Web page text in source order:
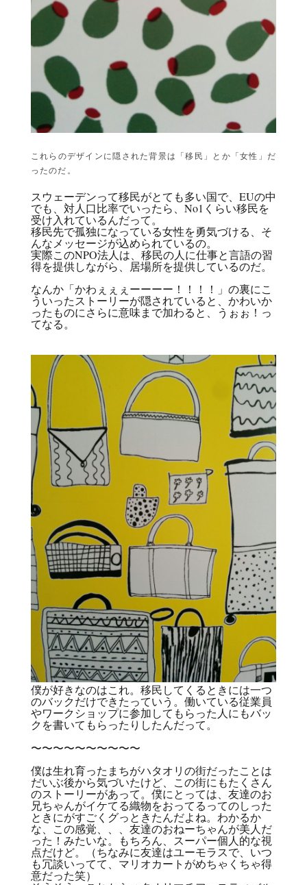
これらのデザインに隠された背景は「移民」とか「女性」だ
ったのだ。
スウェーデンって移民がとても多い国で、EUの中
でも、対人口比率でいったら、No1くらい移民を
受け入れているんだって。
移民先で孤独になっている女性を勇気づける、そ
んなメッセージが込められているの。
実際このNPO法人は、移民の人に仕事と言語の習
得を提供しながら、居場所を提供しているのだ。
なんか「かわぇぇぇーーーー！！！！」の裏にこ
ういったストーリーが隠されていると、かわいか
ったものにさらに意味まで加わると、うぉぉ！っ
てなる。
僕が好きなのはこれ。移民してくるときには一つ
のバックだけできたっていう。働いている従業員
やワークショップに参加してもらった人にもバッ
クを書いてもらったりしたんだって。
〜〜〜〜〜〜〜〜〜〜
僕は生れ育ったまちがハタオリの街だったことは
だいぶ後から気づいたけど、この街にもたくさん
のストーリーがあって。僕にとっては、友達のお
兄ちゃんがイケてる織物をおってるってのしった
ときにがすごくグっときたんだよね。わかるか
な、この感覚、、、友達のおねーちゃんが美人だ
った！みたいな。もちろん、スーパー個人的な視
点だけど。（ちなみに友達はユーモラスで、いつ
も冗談いってて、マリオカートがめちゃくちゃ得
意だった笑）